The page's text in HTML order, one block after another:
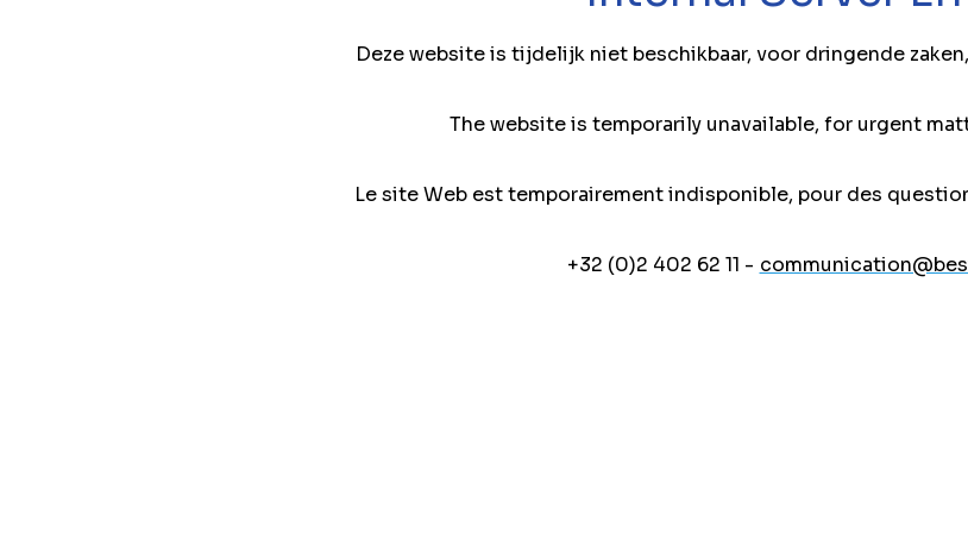
Deze website is tijdelijk niet beschikbaar, voor dringende
The website is temporarily unavailable, for urgent
Le site Web est temporairement indisponible, pour des
+32 (0)2 402 62 11 -